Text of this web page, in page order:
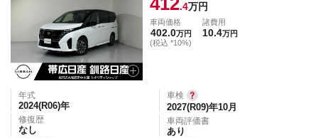
.4万円
車両価格
402.0万円
(税込 *10%)
諸費用
10.4万円
年式
2024(R06)年
修復歴
なし
車検
2027(R09)年10月
車両評価書
あり